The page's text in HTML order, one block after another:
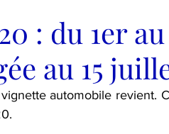
: du 1er au
au 15
automobile revient.